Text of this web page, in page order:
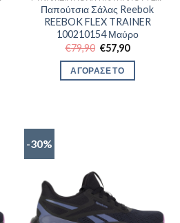
Παπούτσια Σάλας Reebok
REEBOK FLEX TRAINER
100210154 Μαύρο
€79,90 Original
price
was:
€79,90.
€57,90Η
ΑΓΟΡΑΣΕ ΤΟ
-30%